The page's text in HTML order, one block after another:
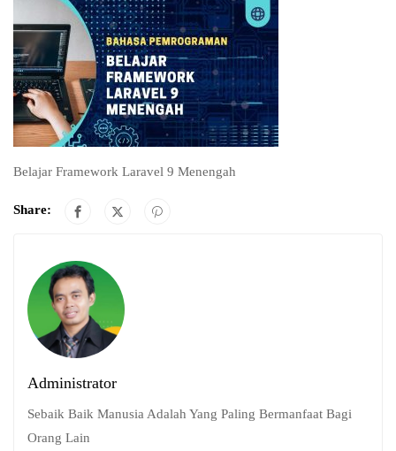
Belajar Framework Laravel 9 Menengah
Share:
Administrator
Sebaik Baik Manusia Adalah Yang Paling Bermanfaat Bagi
Orang Lain